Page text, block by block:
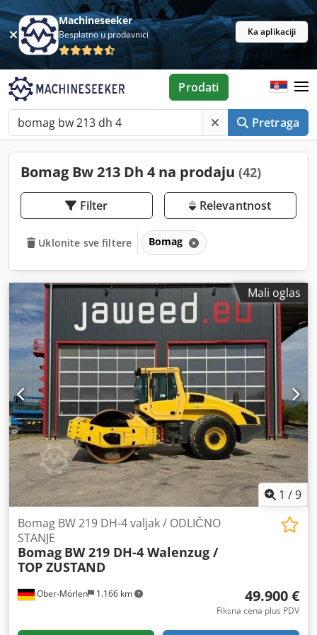
Machineseeker
Besplatno u prodavnici Ka aplikaciji
Pretraga
Prodati
Bomag Bw 213 Dh 4 na prodaju (42)
Filter Relevantnost
Uklonite sve filtere Bomag
Mali oglas
1 /9
Ober-Mörlen 1.166 km
Bomag BW 219 DH-4 valjak / ODLIČNO
STANJE
Bomag BW 219 DH-4 Walenzug /
TOP ZUSTAND
49.900 €
Fiksna cena plus PDV